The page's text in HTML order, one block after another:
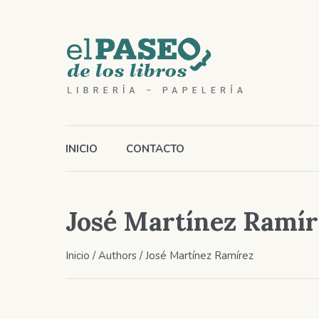
INICIO CONTACTO
José Martínez
Inicio / Authors / José Martínez Ramírez